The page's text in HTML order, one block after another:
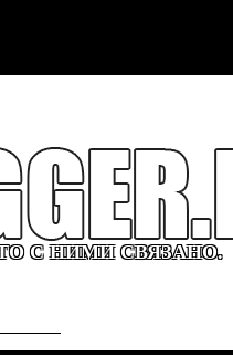
С НИМИ СВЯЗАНО.